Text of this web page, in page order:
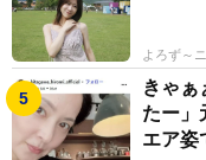
よろず～
きゃぁ
たー
エア姿